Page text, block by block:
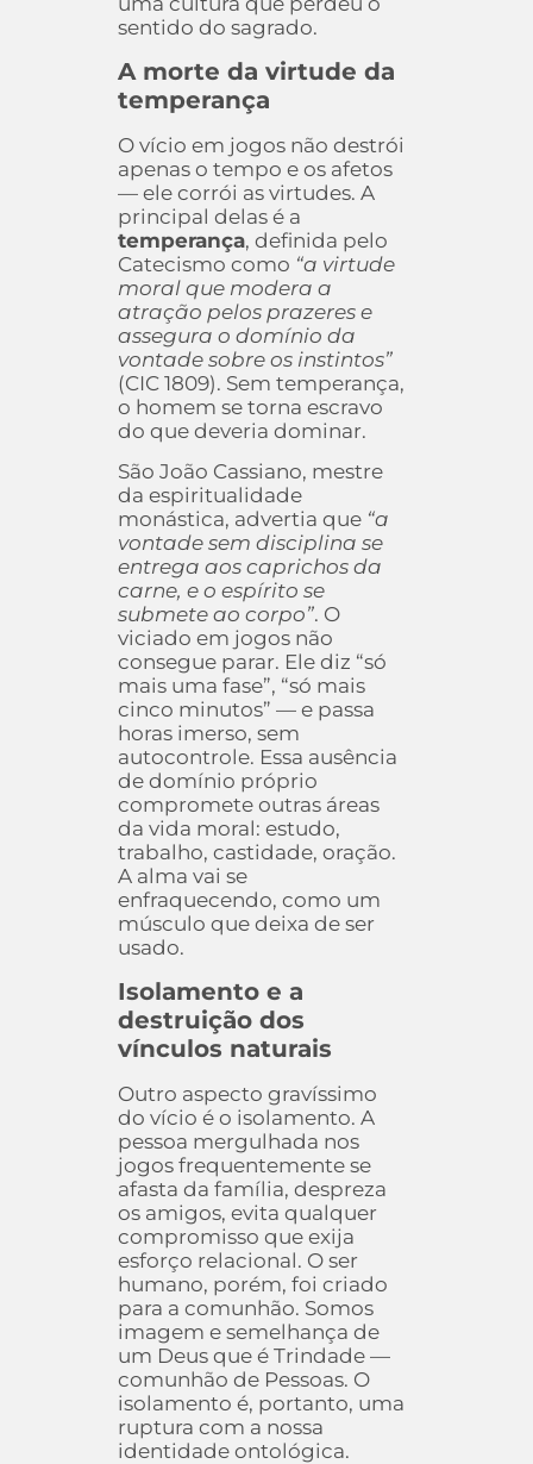
sentido do sagrado.
A morte da virtude da
temperança
O vício em jogos não destrói
apenas o tempo e os afetos
— ele corrói as virtudes. A
principal delas é a
temperança, definida pelo
Catecismo como “a virtude
moral que modera a
atração pelos prazeres e
assegura o domínio da
vontade sobre os instintos”
(CIC 1809). Sem temperança,
o homem se torna escravo
do que deveria dominar.
São João Cassiano, mestre
da espiritualidade
monástica, advertia que “a
vontade sem disciplina se
entrega aos caprichos da
carne, e o espírito se
submete ao corpo”. O
viciado em jogos não
consegue parar. Ele diz “só
mais uma fase”, “só mais
cinco minutos” — e passa
horas imerso, sem
autocontrole. Essa ausência
de domínio próprio
compromete outras áreas
da vida moral: estudo,
trabalho, castidade, oração.
A alma vai se
enfraquecendo, como um
músculo que deixa de ser
usado.
Isolamento e a
destruição dos
vínculos naturais
Outro aspecto gravíssimo
do vício é o isolamento. A
pessoa mergulhada nos
jogos frequentemente se
afasta da família, despreza
os amigos, evita qualquer
compromisso que exija
esforço relacional. O ser
humano, porém, foi criado
para a comunhão. Somos
imagem e semelhança de
um Deus que é Trindade —
comunhão de Pessoas. O
isolamento é, portanto, uma
ruptura com a nossa
identidade ontológica.